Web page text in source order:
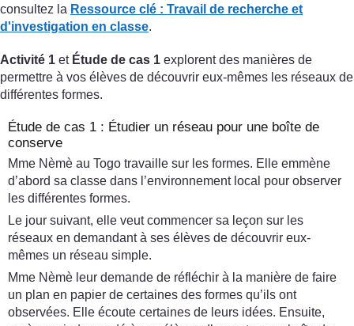
consultez la Ressource clé : Travail de recherche et
d'investigation en classe.
Activité 1 etÉtude de cas 1 explorent des manières de
permettre à vos élèves de découvrir eux-mêmes les réseaux de
différentes formes.
Étude de cas 1 : Étudier un réseau pour une boîte de
conserve
Mme Nèmè au Togo travaille sur les formes. Elle emmène
d’abord sa classe dans l’environnement local pour observer
les différentes formes.
Le jour suivant, elle veut commencer sa leçon sur les
réseaux en demandant à ses élèves de découvrir eux-
mêmes un réseau simple.
Mme Nèmè leur demande de réfléchir à la manière de faire
un plan en papier de certaines des formes qu’ils ont
observées. Elle écoute certaines de leurs idées. Ensuite,